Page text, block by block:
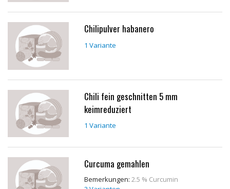
Chilipulver habanero
1 Variante
Chili fein geschnitten 5 mm
keimreduziert
1 Variante
Curcuma gemahlen
Bemerkungen:2.5 % Curcumin